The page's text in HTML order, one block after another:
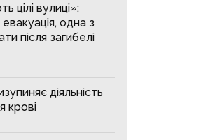
цілі вулиці»:
одна з
після загибелі
діяльність
крові